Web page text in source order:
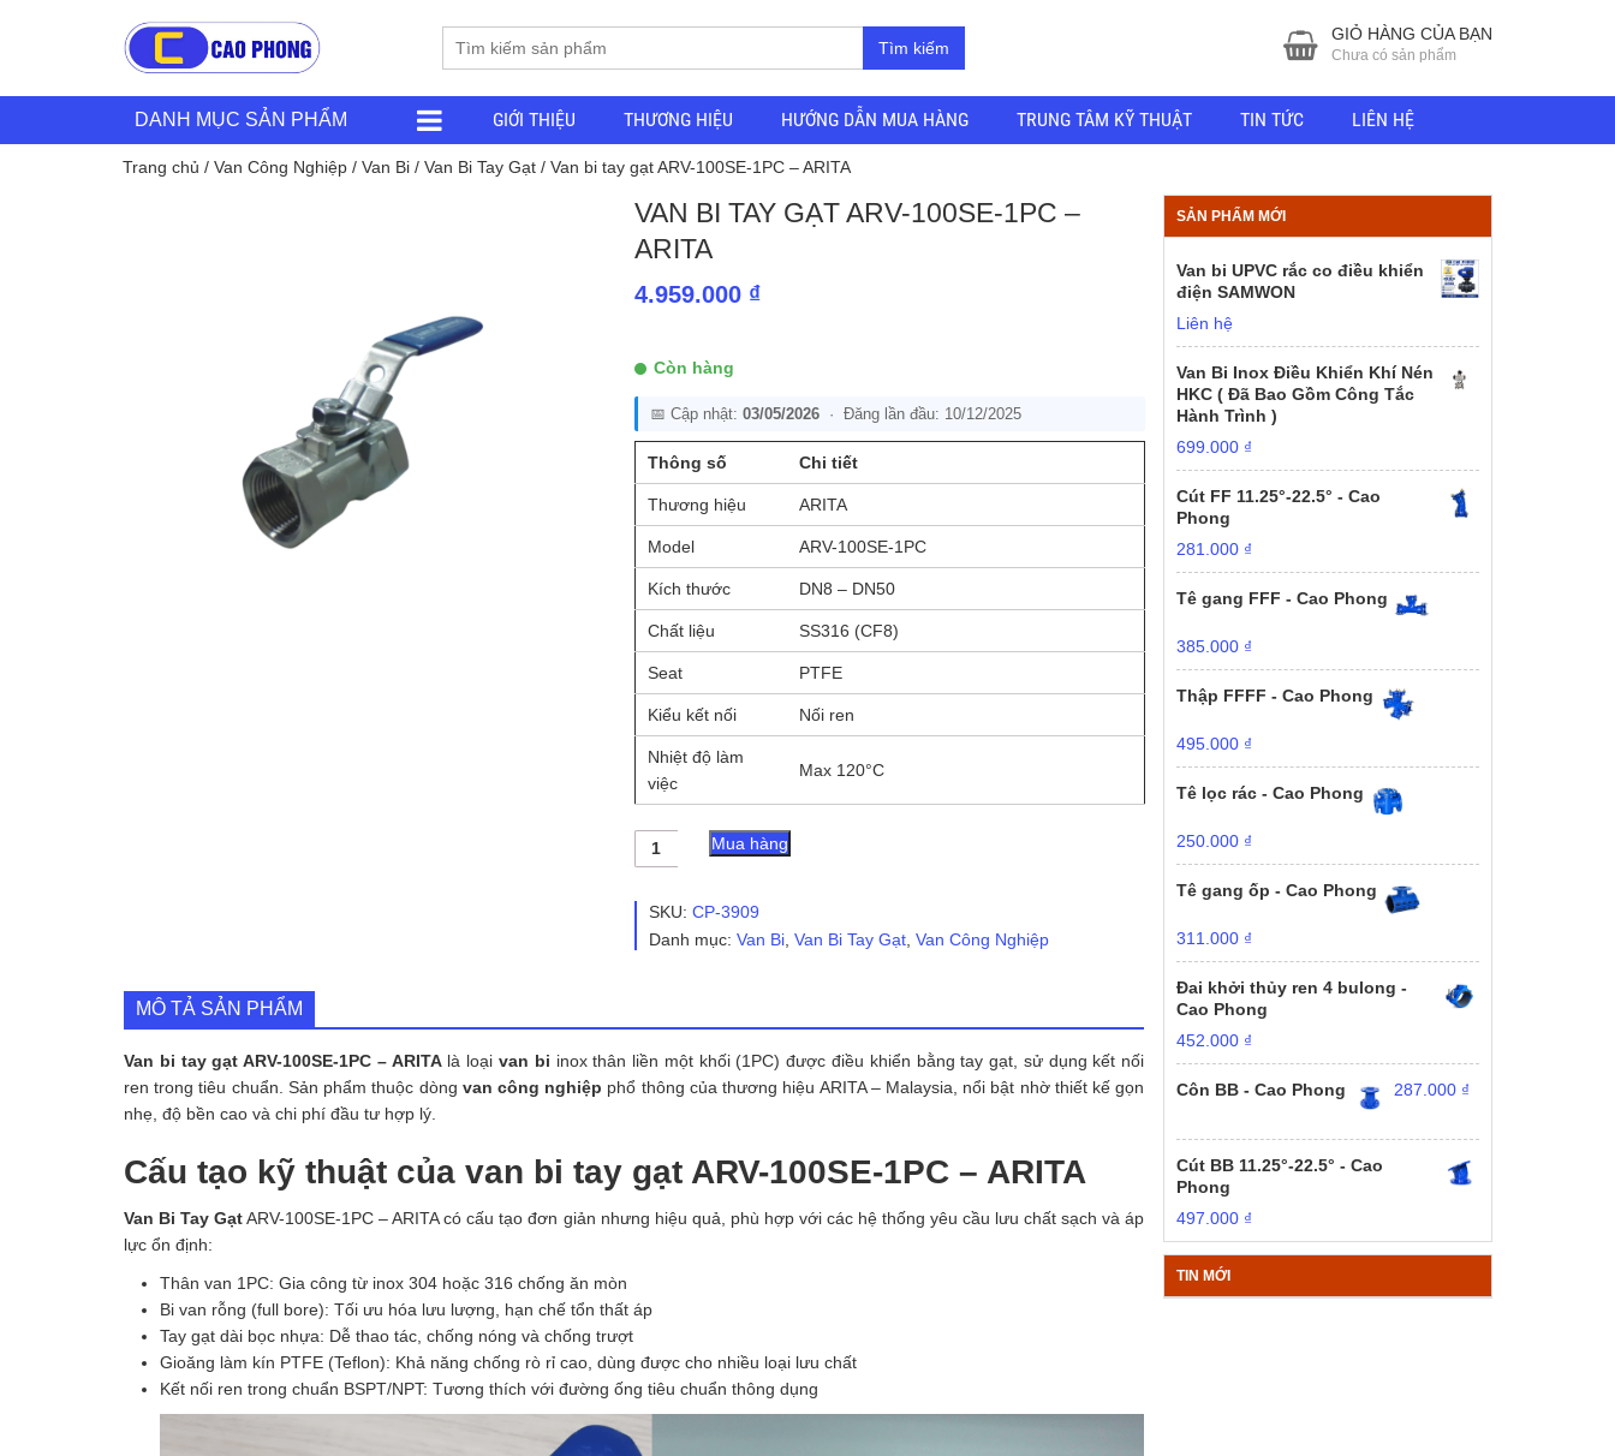
Tìm kiếm
GIỎ HÀNG CỦA BẠN
Chưa có sản phẩm
DANH MỤC SẢN PHẨM GIỚI THIỆU THƯƠNG HIỆU HƯỚNG DẪN MUA HÀNG TRUNG TÂM KỸ THUẬT TIN TỨC LIÊN HỆ
Trang chủ / Van Công Nghiệp / Van Bi / Van Bi Tay Gạt / Van bi tay gạt ARV-100SE-1PC – ARITA
VAN BI TAY GẠT ARV-100SE-1PC –
ARITA
4.959.000 ₫
Còn hàng
📅 Cập nhật: 03/05/2026· Đăng lần đầu: 10/12/2025
Thông số Chi tiết
Thương hiệu ARITA
Model ARV-100SE-1PC
Kích thước DN8 – DN50
Chất liệu SS316 (CF8)
Seat PTFE
Kiểu kết nối Nối ren
Nhiệt độ làm
việc
Max 120°C
Van
gạt
100SE-
số
lượng
Mua hàng
SKU: CP-3909
Danh mục: Van Bi, Van Bi Tay Gạt, Van Công Nghiệp
MÔ TẢ SẢN PHẨM
Van bi tay gạt ARV-100SE-1PC – ARITAlà loạivan bi inox thân liền một khối (1PC) được điều khiển bằng tay gạt, sử dụng kết nối
ren trong tiêu chuẩn. Sản phẩm thuộc dòng van công nghiệp phổ thông của thương hiệu ARITA – Malaysia, nổi bật nhờ thiết kế gọn
nhẹ, độ bền cao và chi phí đầu tư hợp lý.
Cấu tạo kỹ thuật của van bi tay gạt ARV-100SE-1PC – ARITA
Van Bi Tay GạtARV-100SE-1PC – ARITA có cấu tạo đơn giản nhưng hiệu quả, phù hợp với các hệ thống yêu cầu lưu chất sạch và áp
lực ổn định:
Thân van 1PC: Gia công từ inox 304 hoặc 316 chống ăn mòn
Bi van rỗng (full bore): Tối ưu hóa lưu lượng, hạn chế tổn thất áp
Tay gạt dài bọc nhựa: Dễ thao tác, chống nóng và chống trượt
Gioăng làm kín PTFE (Teflon): Khả năng chống rò rỉ cao, dùng được cho nhiều loại lưu chất
Kết nối ren trong chuẩn BSPT/NPT: Tương thích với đường ống tiêu chuẩn thông dụng
SẢN PHẨM MỚI
Van bi UPVC rắc co điều khiển
điện SAMWON
Liên hệ
Van Bi Inox Điều Khiển Khí Nén
HKC ( Đã Bao Gồm Công Tắc
Hành Trình )
699.000 ₫
Cút FF 11.25°-22.5° - Cao
Phong
281.000 ₫
Tê gang FFF - Cao Phong
385.000 ₫
Thập FFFF - Cao Phong
495.000 ₫
Tê lọc rác - Cao Phong
250.000 ₫
Tê gang ốp - Cao Phong
311.000 ₫
Đai khởi thủy ren 4 bulong -
Cao Phong
452.000 ₫
Côn BB - Cao Phong 287.000 ₫
Cút BB 11.25°-22.5° - Cao
Phong
497.000 ₫
TIN MỚI